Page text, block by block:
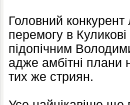
Головний конкурент
перемогу в
підопічним
адже амбітні плани
тих же стриян.